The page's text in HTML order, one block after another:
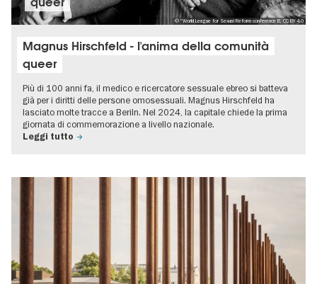
© "World League for Sexual Reform conference B, CC BY 4.0
Magnus Hirschfeld - l'anima della comunità
queer
Più di 100 anni fa, il medico e ricercatore sessuale ebreo si batteva
già per i diritti delle persone omosessuali. Magnus Hirschfeld ha
lasciato molte tracce a Beriln. Nel 2024, la capitale chiede la prima
giornata di commemorazione a livello nazionale.
Leggi tutto